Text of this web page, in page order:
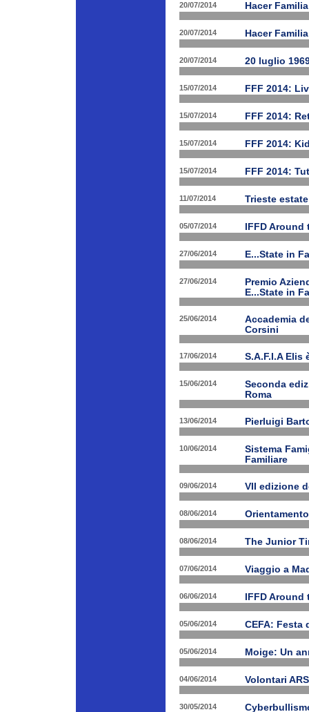
20/07/2014 Hacer
20/07/2014 Hacer
20/07/2014 20 luglio
15/07/2014 FFF 2014:
15/07/2014 FFF 2014:
15/07/2014 FFF 2014:
15/07/2014 FFF 2014:
11/07/2014 Trieste
05/07/2014 IFFD
27/06/2014 E...State in
27/06/2014
Premio
E...State in
25/06/2014
Accademia
Corsini
17/06/2014 S.A.F.I.A Elis
15/06/2014
Seconda
Roma
13/06/2014 Pierluigi
10/06/2014
Sistema
Familiare
09/06/2014 VII edizione
08/06/2014
08/06/2014 The Junior
07/06/2014 Viaggio a
06/06/2014 IFFD
05/06/2014 CEFA: Festa
05/06/2014 Moige: Un
04/06/2014 Volontari
30/05/2014